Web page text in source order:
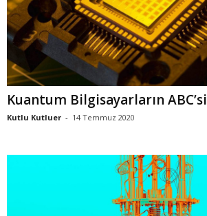
Kuantum Bilgisayarların ABC’si
Kutlu Kutluer - 14 Temmuz 2020